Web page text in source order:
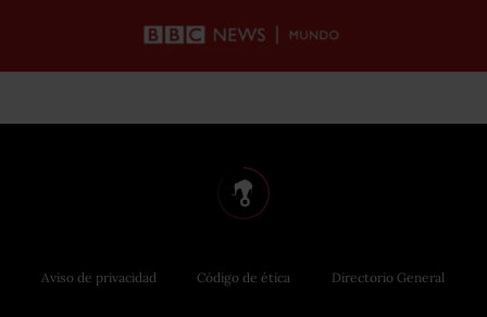
Aviso de privacidad Código de ética Directorio General